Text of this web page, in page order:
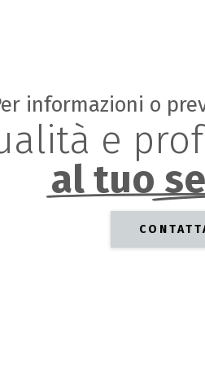
informazioni o
e
al tuo